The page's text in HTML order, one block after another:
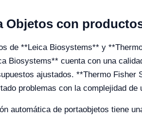
Objetos con
de **Leica Biosystems** y
Biosystems** cuenta con una
ajustados. **Thermo
problemas con la complejidad
automática de portaobjetos tiene